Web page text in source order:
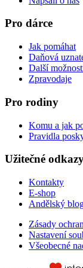
Pro dárce
Jak pomáhat
Daňová
Další
Zpravodaje
Pro rodiny
Komu a jak
Pravidla
Užitečné
Kontakty
E-shop
Andělský
Zásady
Nastavení
Všeobecné